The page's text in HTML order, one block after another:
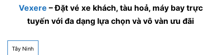
Vexere – Đặt vé xe khách, tàu hoả, máy bay trực
tuyến với đa dạng lựa chọn và vô vàn ưu đãi
Tây Ninh